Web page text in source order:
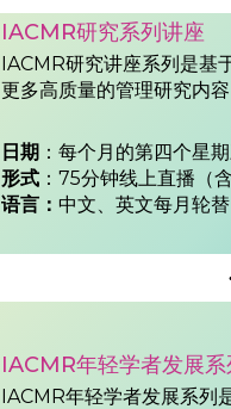
IACMR研究系列讲座
IACMR研究讲座系列是基
更多高质量的管理研究内
日期 ：每个月的第四个星
形式 ：75分钟线上直播（
语言：中文、英文每月轮替
IACMR年轻学者发展系
IACMR年轻学者发展系列